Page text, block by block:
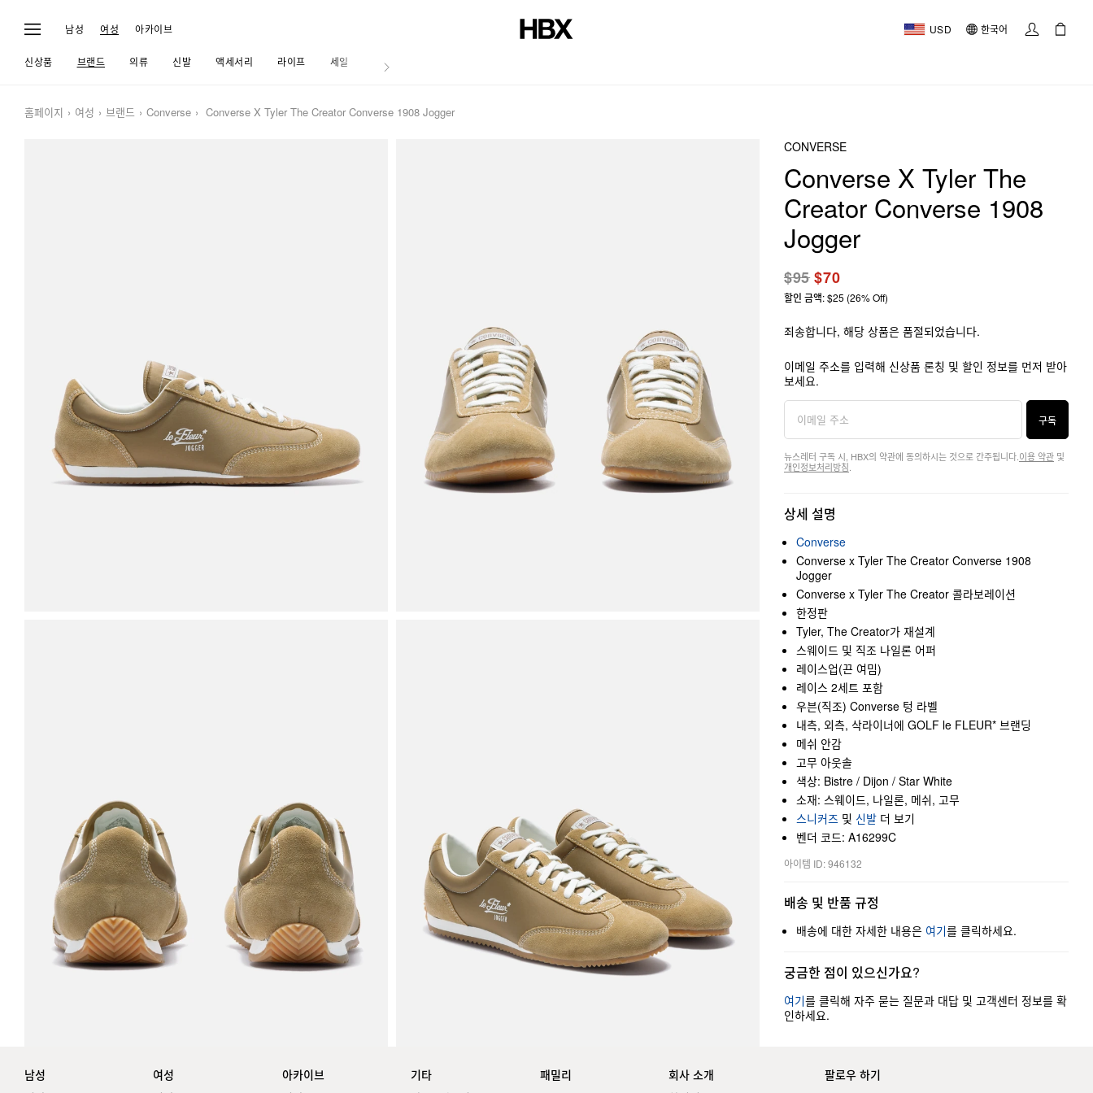
남성 여성 아카이브 USD 한국어
신상품 브랜드 의류 신발 액세서리 라이프 세일 저널
홈페이지 여성 브랜드 Converse Converse X Tyler The Creator Converse 1908 Jogger
CONVERSE
Converse X Tyler The
Creator Converse 1908
Jogger
$95$70
할인 금액: $25 (26% Off)
죄송합니다, 해당 상품은 품절되었습니다.
이메일 주소를 입력해 신상품 론칭 및 할인 정보를 먼저 받아
보세요.
구독
뉴스레터 구독 시, HBX의 약관에 동의하시는 것으로 간주됩니다. 이용 약관 및
개인정보처리방침
상세 설명
Converse
Converse x Tyler The Creator Converse 1908
Jogger
Converse x Tyler The Creator 콜라보레이션
한정판
Tyler, The Creator가 재설계
스웨이드 및 직조 나일론 어퍼
레이스업(끈 여밈)
레이스 2세트 포함
우븐(직조) Converse 텅 라벨
내측, 외측, 삭라이너에 GOLF le FLEUR* 브랜딩
메쉬 안감
고무 아웃솔
색상: Bistre / Dijon / Star White
소재: 스웨이드, 나일론, 메쉬, 고무
스니커즈 및 신발 더 보기
벤더 코드: A16299C
아이템 ID: 946132
배송 및 반품 규정
배송에 대한 자세한 내용은 여기를 클릭하세요.
궁금한 점이 있으신가요?
여기를 클릭해 자주 묻는 질문과 대답 및 고객센터 정보를 확
인하세요.
남성
여성
아카이브
기타
패밀리
회사 소개
팔로우 하기